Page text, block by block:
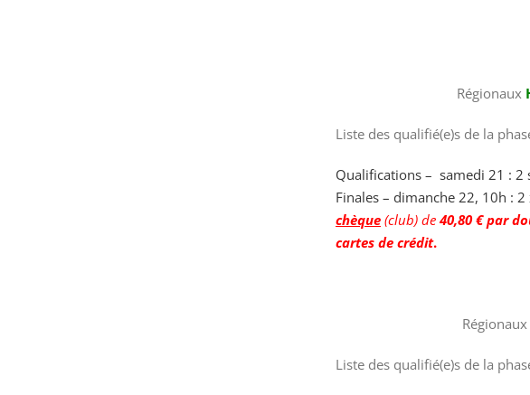
Régionaux
Liste des qualifié(e)s de la
Qualifications – samedi 21 : 2
Finales – dimanche 22, 10h : 2
chèque (club) de 40,80 € par
cartes de crédit.
Régionaux
Liste des qualifié(e)s de la